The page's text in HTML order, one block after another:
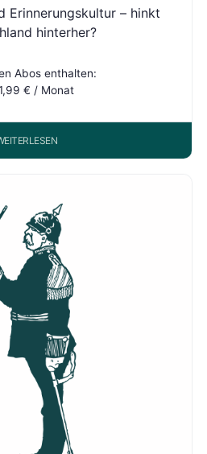
Erinnerungskultur – hinkt
hinterher?
Abos enthalten:
€ / Monat